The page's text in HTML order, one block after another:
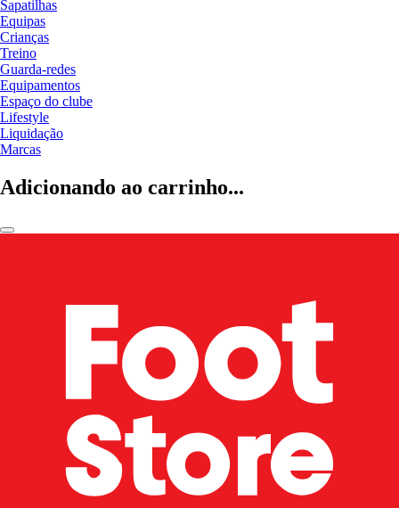
Sapatilhas
Equipas
Crianças
Treino
Guarda-redes
Equipamentos
Espaço do clube
Lifestyle
Liquidação
Marcas
Adicionando ao carrinho...